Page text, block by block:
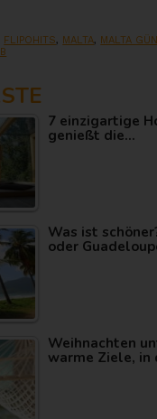
FLIPOHITS, MALTA, MALTA
7 einzigartige
genießt die…
Was ist
oder
Weihnachten
warme Ziele, in